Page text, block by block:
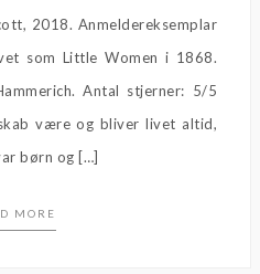
2018. Anmeldereksemplar
som Little Women i 1868.
Antal stjerner: 5/5
være og bliver livet altid,
børn og […]
MORE